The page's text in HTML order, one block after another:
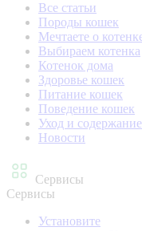
Все статьи
Породы кошек
Мечтаете о
Выбираем котенка
Котенок дома
Здоровье кошек
Питание кошек
Поведение кошек
Уход и содержание
Новости
Сервисы
Сервисы
Установите